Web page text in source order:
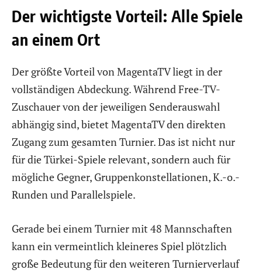
Der wichtigste Vorteil: Alle Spiele
an einem Ort
Der größte Vorteil von MagentaTV liegt in der
vollständigen Abdeckung. Während Free-TV-
Zuschauer von der jeweiligen Senderauswahl
abhängig sind, bietet MagentaTV den direkten
Zugang zum gesamten Turnier. Das ist nicht nur
für die Türkei-Spiele relevant, sondern auch für
mögliche Gegner, Gruppenkonstellationen, K.-o.-
Runden und Parallelspiele.
Gerade bei einem Turnier mit 48 Mannschaften
kann ein vermeintlich kleineres Spiel plötzlich
große Bedeutung für den weiteren Turnierverlauf